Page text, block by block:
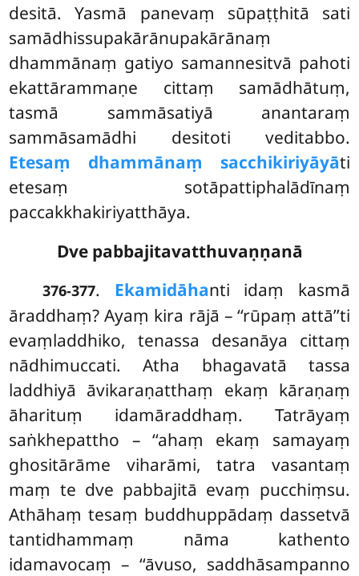
desitā. Yasmā panevaṃ sūpaṭṭhitā sati
samādhissupakārānupakārānaṃ
dhammānaṃ gatiyo samannesitvā pahoti
ekattārammaṇe cittaṃ samādhātuṃ,
tasmā sammāsatiyā anantaraṃ
sammāsamādhi desitoti veditabbo.
Etesaṃ dhammānaṃ sacchikiriyāyāti
etesaṃ sotāpattiphalādīnaṃ
paccakkhakiriyatthāya.
Dve pabbajitavatthuvaṇṇanā
376-377. Ekamidāhanti idaṃ kasmā
āraddhaṃ? Ayaṃ kira rājā – ‘‘rūpaṃ attā’’ti
evaṃladdhiko, tenassa desanāya cittaṃ
nādhimuccati. Atha bhagavatā tassa
laddhiyā āvikaraṇatthaṃ ekaṃ kāraṇaṃ
āharituṃ idamāraddhaṃ. Tatrāyaṃ
saṅkhepattho – ‘‘ahaṃ ekaṃ samayaṃ
ghositārāme viharāmi, tatra vasantaṃ
maṃ te dve pabbajitā evaṃ pucchiṃsu.
Athāhaṃ tesaṃ buddhuppādaṃ dassetvā
tantidhammaṃ nāma kathento
idamavocaṃ – ‘‘āvuso, saddhāsampanno